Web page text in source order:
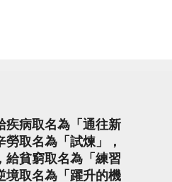
疾病取名為「通往新
取名為「試煉」，
給貧窮取名為「練習
境取名為「躍升的機